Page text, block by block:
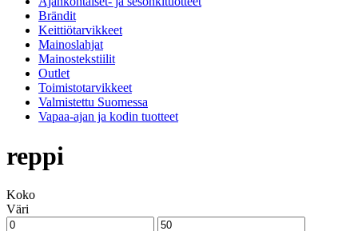
Brändit
Keittiötarvikkeet
Mainoslahjat
Mainostekstiilit
Outlet
Toimistotarvikkeet
Valmistettu Suomessa
Vapaa-ajan ja kodin tuotteet
reppi
Koko
Väri